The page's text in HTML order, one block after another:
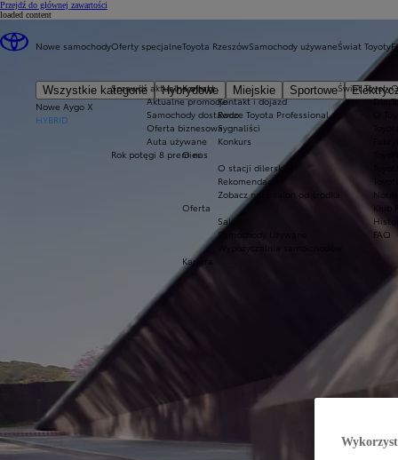
Przejdź do głównej zawartości
Nowe samochody
Wszystkie kategorie Hybrydowe Miejskie Sportowe
Nowe Aygo X
HYBRID
Oferty specjalne
Sprawdź aktualne oferty
Aktualne promocje
Samochody dostawcze Toyota Professional
Oferta biznesowa
Auta używane
Rok potęgi 8 premier
Toyota Rzeszów
Kontakt
Kontakt i dojazd
Rodo
Sygnaliści
Konkurs
O nas
O stacji dilerskiej
Rekomendacje
Zobacz nasz salon od środka
Oferta
Salon
Samochody Używane
Wypożyczalnia samoichodów
Kariera
Samochody używaneŚwiat Toyoty
Świat Toyoty
Klub
FAQ
loaded content